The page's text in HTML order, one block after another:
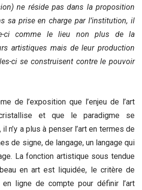
ne réside pas dans la proposition
sa prise en charge par l’institution, il
ci comme le lieu non plus de la
artistiques mais de leur production
ci se construisent contre le pouvoir
de l’exposition que l’enjeu de l’art
et que le paradigme se
il n’y a plus à penser l’art en termes de
de signe, de langage, un langage qui
La fonction artistique sous tendue
en art est liquidée, le critère de
en ligne de compte pour définir l’art